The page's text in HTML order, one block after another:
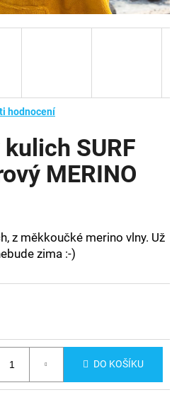
hodnocení
SURF
MERINO
z měkkoučké merino vlny. Už
zima :-)
DO KOŠÍKU